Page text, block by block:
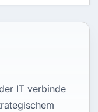
IT verbinde